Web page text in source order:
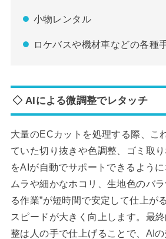
小物レンタル
ロケバスや機材車などの各種
◇ AIによる微調整でレタッチ
大量のECカットを処理する際、こ
ていた切り抜きや色調整、ゴミ取
をAIが自動でサポートできるよう
ムラや細かなホコリ、生地色のバラ
る作業”が短時間で安定して仕上が
スピードが大きく向上します。最
整は人の手で仕上げることで、AI